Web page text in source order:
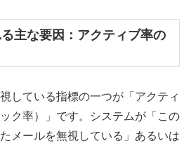
主な要因：アクティブ率の
している指標の一つが「アクティ
ク率）」です。システムが「この
メールを無視している」あるいは